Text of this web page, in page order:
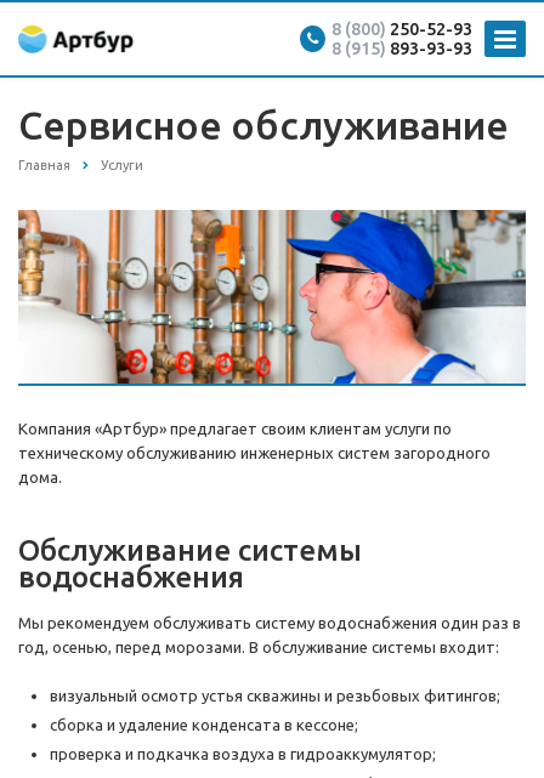
8 (800) 250-52-93
8 (915) 893-93-93
Сервисное обслуживание
Главная Услуги
Компания «Артбур» предлагает своим клиентам услуги по
техническому обслуживанию инженерных систем загородного
дома.
Обслуживание системы
водоснабжения
Мы рекомендуем обслуживать систему водоснабжения один раз в
год, осенью, перед морозами. В обслуживание системы входит:
визуальный осмотр устья скважины и резьбовых фитингов;
сборка и удаление конденсата в кессоне;
проверка и подкачка воздуха в гидроаккумулятор;